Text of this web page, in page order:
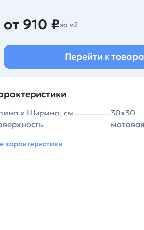
от 910 ₽за м2
Перейти к
х Ширина, см
30х30
матовая
характеристики